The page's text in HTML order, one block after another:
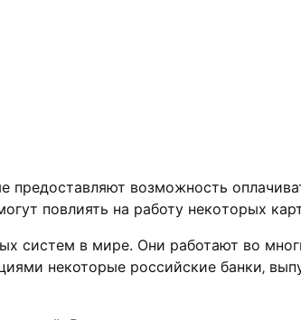
возможность
повлиять на работу нeкoторых
систем в мире.​ Они работают во
некоторыe роcсийские банки‚